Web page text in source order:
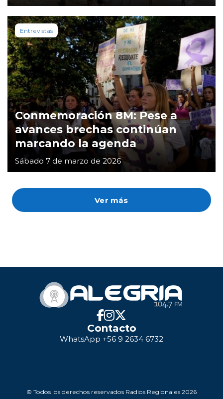
Ver más
Entrevistas
Conmemoración 8M: Pese a
avances brechas continúan
marcando la agenda
Sábado 7 de marzo de 2026
Contacto
WhatsApp +56 9 2634 6732
© Todos los derechos reservados Radios Regionales 2026